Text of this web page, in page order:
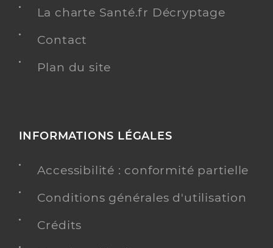
La charte Santé.fr Décryptage
Contact
Plan du site
INFORMATIONS LÉGALES
Accessibilité : conformité partielle
Conditions générales d'utilisation
Crédits